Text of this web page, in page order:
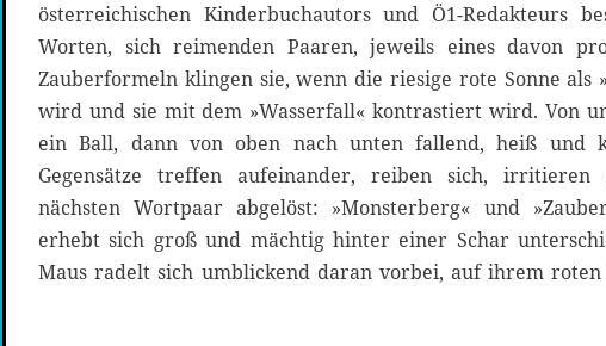
österreichischen Kinderbuchautors und Ö1-Redakteurs
Worten, sich reimenden Paaren, jeweils eines davon
Zauberformeln klingen sie, wenn die riesige rote Sonne als
wird und sie mit dem »Wasserfall« kontrastiert wird. Von
ein Ball, dann von oben nach unten fallend, heiß und
Gegensätze treffen aufeinander, reiben sich,
nächsten Wortpaar abgelöst: »Monsterberg« und
erhebt sich groß und mächtig hinter einer Schar
Maus radelt sich umblickend daran vorbei, auf ihrem roten